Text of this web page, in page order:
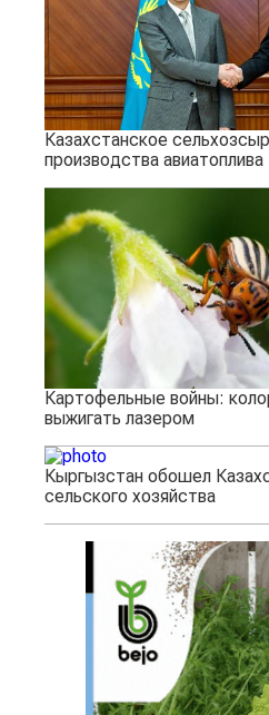
Казахстанское
производства авиатоплива
Картофельные войны:
выжигать лазером
Кыргызстан обошел
сельского хозяйства